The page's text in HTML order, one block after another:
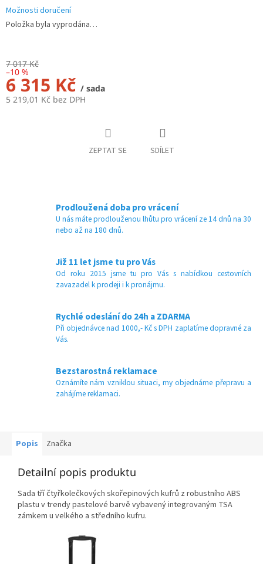
7 017 Kč
–10 %
6 315 Kč / sada
5 219,01 Kč bez DPH
Možnosti doručení
Položka byla vyprodána…
ZEPTAT SE SDÍLET
Prodloužená doba pro vrácení
U nás máte prodlouženou lhůtu pro vrácení ze 14 dnů na 30
nebo až na 180 dnů.
Již 11 let jsme tu pro Vás
Od roku 2015 jsme tu pro Vás s nabídkou cestovních
zavazadel k prodeji i k pronájmu.
Rychlé odeslání do 24h a ZDARMA
Při objednávce nad 1000,- Kč s DPH zaplatíme dopravné za
Vás.
Bezstarostná reklamace
Oznámíte nám vzniklou situaci, my objednáme přepravu a
zahájíme reklamaci.
Popis Značka
Detailní popis produktu
Sada tří čtyřkolečkových skořepinových kufrů z robustního ABS
plastu v trendy pastelové barvě vybavený integrovaným TSA
zámkem u velkého a středního kufru.